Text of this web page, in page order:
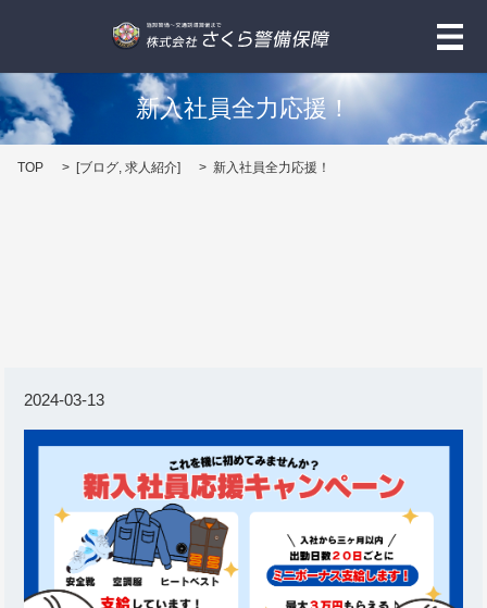
メ
新入社員全力応援！
TOP [ブログ,求人紹介] 新入社員全力応援！
2024-03-13